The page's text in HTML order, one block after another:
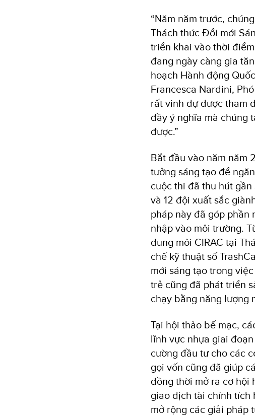
“Năm năm trước,
Thách thức Đổi mới
triển khai vào thời
đang ngày càng gia
hoạch Hành động
Francesca Nardini,
rất vinh dự được tham
đầy ý nghĩa mà chúng
được.”
Bắt đầu vào năm năm
tưởng sáng tạo để
cuộc thi đã thu hút
và 12 đội xuất sắc
pháp này đã góp phần
nhập vào môi trường.
dung môi CIRAC tại
chế kỹ thuật số
mới sáng tạo trong
trẻ cũng đã phát triển
chạy bằng năng lượng
Tại hội thảo bế mạc,
lĩnh vực nhựa giai
cường đầu tư cho các
gọi vốn cũng đã giúp
đồng thời mở ra cơ hội
giao dịch tài chính tích
mở rộng các giải pháp